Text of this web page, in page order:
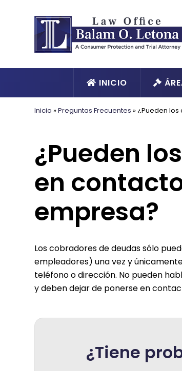
INICIO
Inicio »Preguntas Frecuentes »¿Pueden
¿Pueden
en
empresa?
Los cobradores de deudas sólo
empleadores) una vez y
teléfono o dirección. No pueden
y deben dejar de ponerse en
¿Tiene